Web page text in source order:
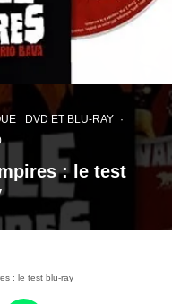
DVD ET BLU-RAY
·
: le test
: le test blu-ray